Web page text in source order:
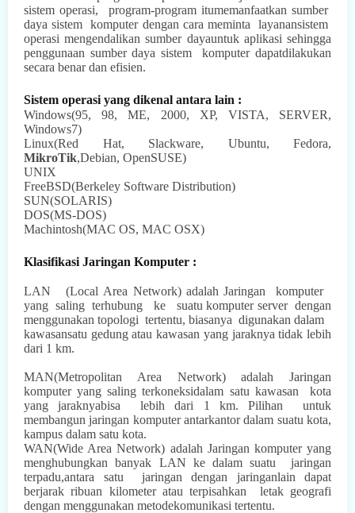
sistem operasi,
program-program itumemanfaatkan sumber
daya sistem
komputer dengan cara meminta
layanansistem
operasi mengendalikan sumber dayauntuk aplikasi sehingga
penggunaan sumber daya sistem
komputer dapatdilakukan
secara benar dan efisien.
Sistem operasi yang dikenal antara lain :
Windows(95, 98, ME, 2000, XP, VISTA, SERVER,
Windows7)
Linux(Red Hat, Slackware, Ubuntu, Fedora,
MikroTik,Debian, OpenSUSE)
UNIX
FreeBSD(Berkeley Software Distribution)
SUN(SOLARIS)
DOS(MS-DOS)
Machintosh(MAC OS, MAC OSX)
Klasifikasi Jaringan Komputer :
LAN (Local Area Network) adalah Jaringan
komputer
yang saling terhubung ke suatu komputer server dengan
menggunakan topologi tertentu, biasanya digunakan dalam
kawasansatu gedung atau kawasan yang jaraknya tidak lebih
dari 1 km.
MAN(Metropolitan Area Network) adalah Jaringan
komputer yang saling terkoneksidalam satu kawasan
kota
yang jaraknyabisa
lebih dari 1 km. Pilihan
untuk
membangun jaringan komputer antarkantor dalam suatu kota,
kampus dalam satu kota.
WAN(Wide Area Network) adalah Jaringan komputer yang
menghubungkan banyak LAN ke dalam suatu
jaringan
terpadu,antara satu
jaringan dengan jaringanlain dapat
berjarak ribuan kilometer atau terpisahkan
letak geografi
dengan menggunakan metodekomunikasi tertentu.